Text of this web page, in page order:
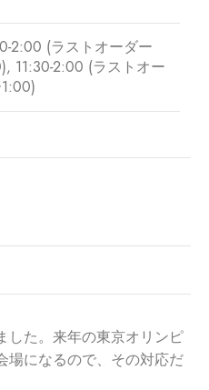
2:00 (ラストオーダー
11:30-2:00 (ラストオー
した。来年の東京オリンピ
場になるので、その対応だ